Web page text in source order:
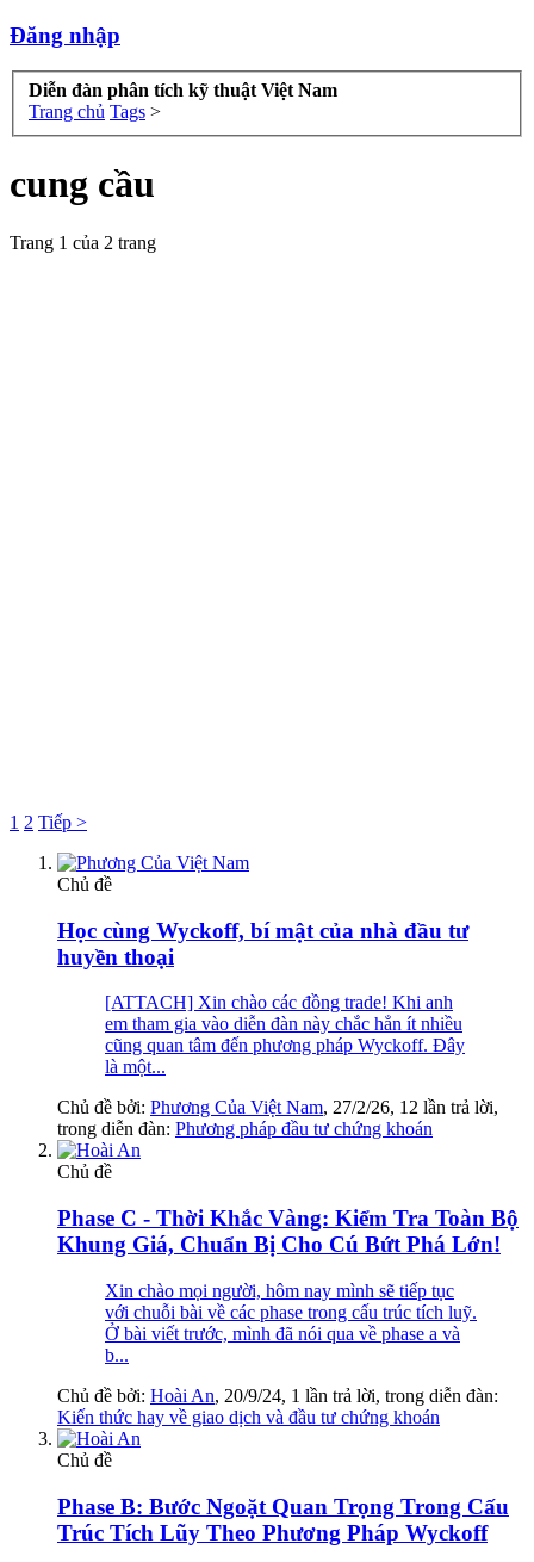
Đăng nhập
Diễn đàn phân tích kỹ thuật Việt Nam
Trang chủ Tags >
cung cầu
Trang 1 của 2 trang
1 2 Tiếp >
Chủ đề
Học cùng Wyckoff, bí mật của nhà đầu tư
huyền thoại
[ATTACH] Xin chào các đồng trade! Khi anh
em tham gia vào diễn đàn này chắc hẳn ít nhiều
cũng quan tâm đến phương pháp Wyckoff. Đây
là một...
Chủ đề bởi: Phương Của Việt Nam, 27/2/26, 12 lần trả lời,
trong diễn đàn: Phương pháp đầu tư chứng khoán
Chủ đề
Phase C - Thời Khắc Vàng: Kiểm Tra Toàn Bộ
Khung Giá, Chuẩn Bị Cho Cú Bứt Phá Lớn!
Xin chào mọi người, hôm nay mình sẽ tiếp tục
với chuỗi bài về các phase trong cấu trúc tích luỹ.
Ở bài viết trước, mình đã nói qua về phase a và
b...
Chủ đề bởi: Hoài An, 20/9/24, 1 lần trả lời, trong diễn đàn:
Kiến thức hay về giao dịch và đầu tư chứng khoán
Chủ đề
Phase B: Bước Ngoặt Quan Trọng Trong Cấu
Trúc Tích Lũy Theo Phương Pháp Wyckoff